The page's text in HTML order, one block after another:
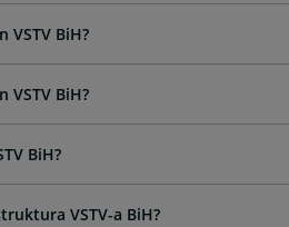
VSTV BiH?
VSTV BiH?
BiH?
VSTV-a BiH?